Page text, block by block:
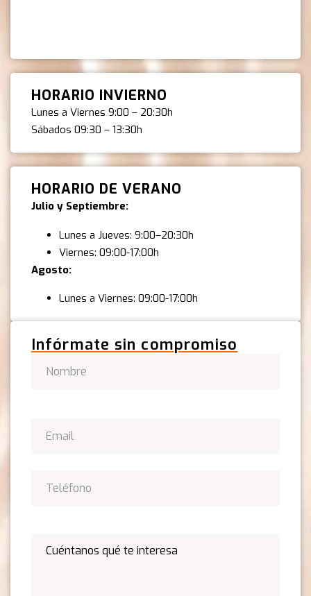
HORARIO INVIERNO
Lunes a Viernes 9:00 – 20:30h
Sábados 09:30 – 13:30h
HORARIO DE VERANO
Julio y Septiembre:
Lunes a Jueves: 9:00–20:30h
Viernes: 09:00-17:00h
Agosto:
Lunes a Viernes: 09:00-17:00h
Infórmate sin compromiso